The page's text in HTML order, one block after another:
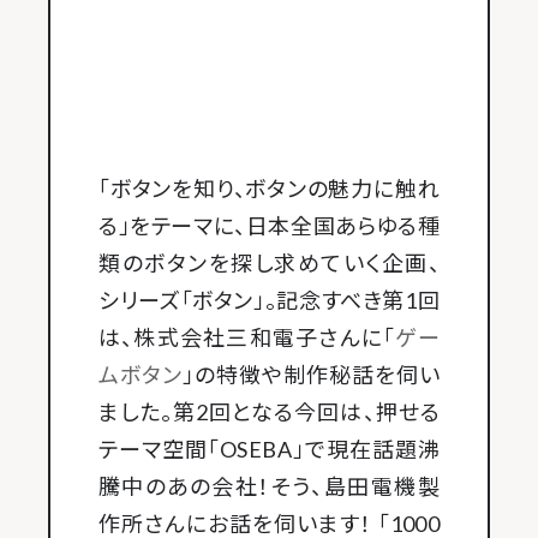
「ボタンを知り、ボタンの魅力に触れ
る」をテーマに、日本全国あらゆる種
類のボタンを探し求めていく企画、
シリーズ「ボタン」。記念すべき第1回
は、株式会社三和電子さんに「ゲー
ムボタン 」の特徴や制作秘話を伺い
ました。第2回となる今回は、押せる
テーマ空間「OSEBA」で現在話題沸
騰中のあの会社！そう、島田電機製
作所さんにお話を伺います！ 「1000